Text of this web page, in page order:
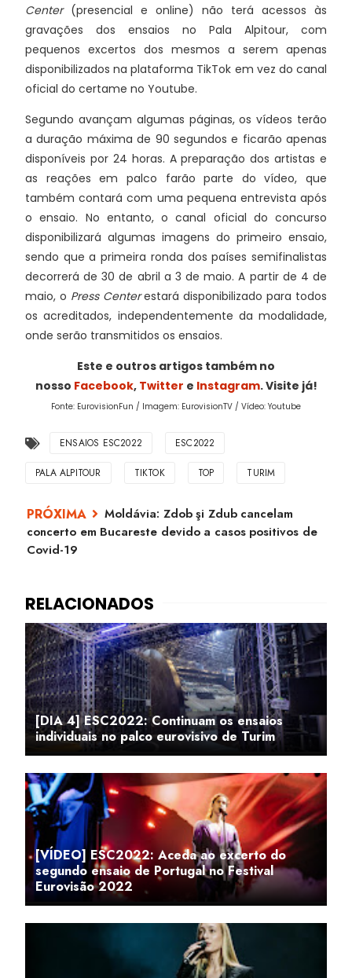
Center(presencial e online) não terá acessos às
gravações dos ensaios no Pala Alpitour, com
pequenos excertos dos mesmos a serem apenas
disponibilizados na plataforma TikTok em vez do canal
oficial do certame no Youtube.
Segundo avançam algumas páginas, os vídeos terão
a duração máxima de 90 segundos e ficarão apenas
disponíveis por 24 horas. A preparação dos artistas e
as reações em palco farão parte do vídeo, que
também contará com uma pequena entrevista após
o ensaio. No entanto, o canal oficial do concurso
disponibilizará algumas imagens do primeiro ensaio,
sendo que a primeira ronda dos países semifinalistas
decorrerá de 30 de abril a 3 de maio. A partir de 4 de
maio, o Press Centerestará disponibilizado para todos
os acreditados, independentemente da modalidade,
onde serão transmitidos os ensaios.
Este e outros artigos também no
nosso Facebook, Twitter e Instagram. Visite já!
Fonte: EurovisionFun / Imagem: EurovisionTV / Vídeo: Youtube
ENSAIOS ESC2022 ESC2022
PALA ALPITOUR TIKTOK TOP TURIM
Moldávia: Zdob şi Zdub cancelam
concerto em Bucareste devido a casos positivos de
Covid-19
[DIA 4] ESC2022: Continuam os ensaios
individuais no palco eurovisivo de Turim
[VÍDEO] ESC2022: Aceda ao excerto do
segundo ensaio de Portugal no Festival
Eurovisão 2022